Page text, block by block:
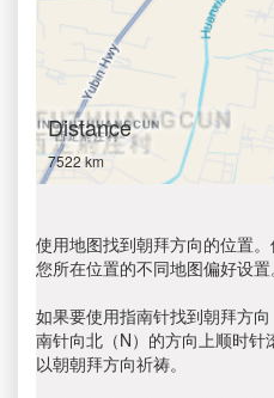
Distance
7522 km
使用地图找到朝拜方向的位置
您所在位置的不同地图偏好设置
如果要使用指南针找到朝拜方
南针向北（N）的方向上顺时
以朝朝拜方向祈祷。